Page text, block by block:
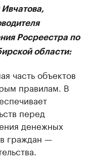
Росреестра по
области:
часть объектов
правилам. В
перед
денежных
граждан —